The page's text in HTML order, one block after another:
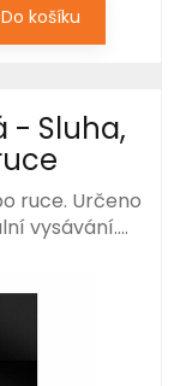
Do košíku
- Sluha,
ruce. Určeno
vysávání.…